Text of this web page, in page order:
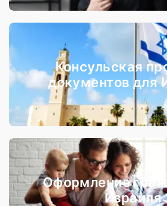
Консульская
документов для
Оформление
Израиля